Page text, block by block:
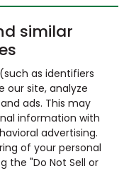
similar
as identifiers
site, analyze
ads. This may
information with
advertising.
of your personal
the "Do Not Sell or